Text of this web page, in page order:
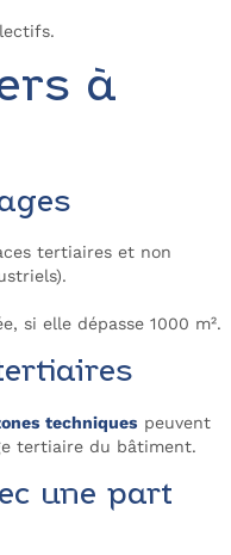
à
tertiaires et non
si elle dépasse 1000 m².
techniques peuvent
tertiaire du bâtiment.
une part